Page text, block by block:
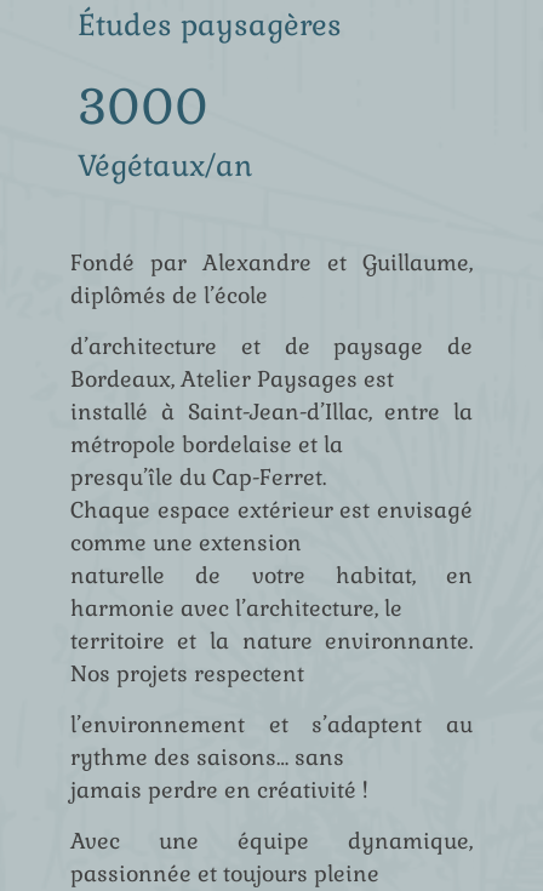
Fondé par Alexandre et Guillaume,
diplômés de l’école
d’architecture et de paysage de
Bordeaux, Atelier Paysages est
installé à Saint-Jean-d’Illac, entre la
métropole bordelaise et la
presqu’île du Cap-Ferret.
Chaque espace extérieur est envisagé
comme une extension
naturelle de votre habitat, en
harmonie avec l’architecture, le
territoire et la nature environnante.
Nos projets respectent
l’environnement et s’adaptent au
rythme des saisons… sans
jamais perdre en créativité !
Avec une équipe dynamique,
passionnée et toujours pleine
Études paysagères
3000
Végétaux/an